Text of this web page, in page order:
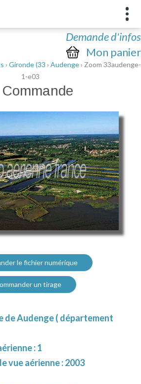
Demande d'infos
Mon panier
› Gironde (33 › Audenge› Zoom 33audenge-
1-e03
Commande
le fichier numérique
un tirage
de Audenge ( département
: 1
vue aérienne : 2003